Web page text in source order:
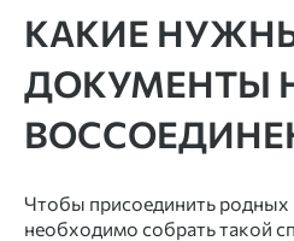
КАКИЕ
ДОКУМЕНТЫ
Чтобы присоединить родных
необходимо собрать такой